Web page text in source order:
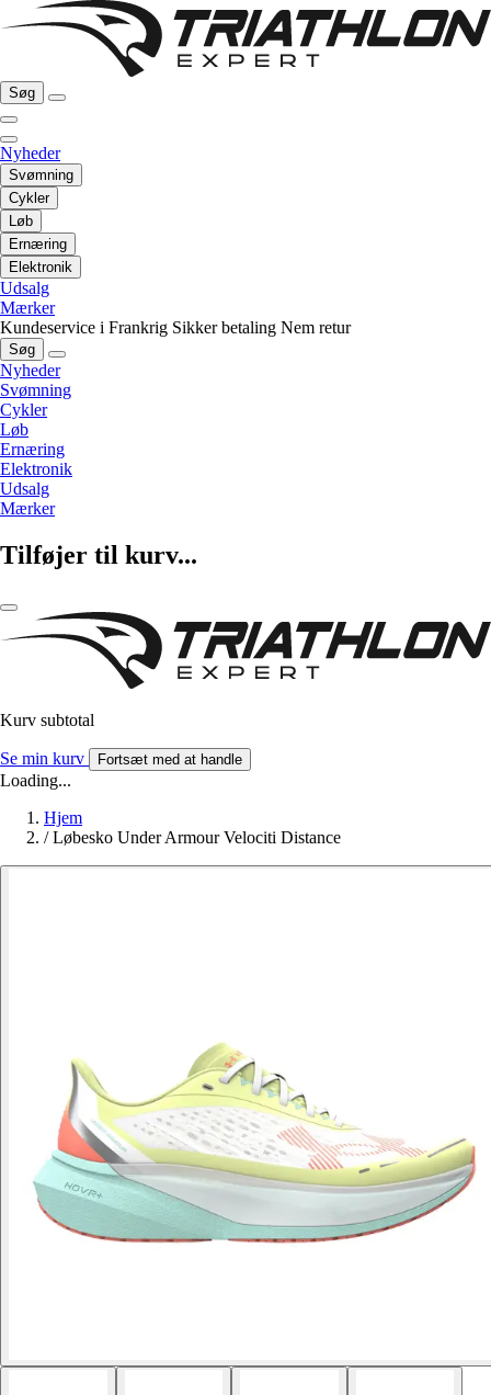
Søg
Nyheder
Svømning
Cykler
Løb
Ernæring
Elektronik
Udsalg
Mærker
Kundeservice i Frankrig Sikker betaling Nem retur
Søg
Nyheder
Svømning
Cykler
Løb
Ernæring
Elektronik
Udsalg
Mærker
Tilføjer til kurv...
Kurv subtotal
Se min kurv Fortsæt med at handle
Loading...
Hjem
/ Løbesko Under Armour Velociti Distance